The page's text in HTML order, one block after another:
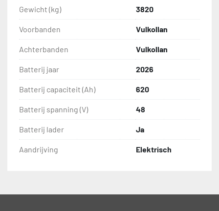
Gewicht (kg) 3820
Voorbanden Vulkollan
Achterbanden Vulkollan
Batterij jaar 2026
Batterij capaciteit (Ah) 620
Batterij spanning (V) 48
Batterij lader Ja
Aandrijving Elektrisch